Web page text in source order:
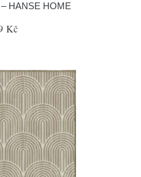
HANSE HOME
Kč